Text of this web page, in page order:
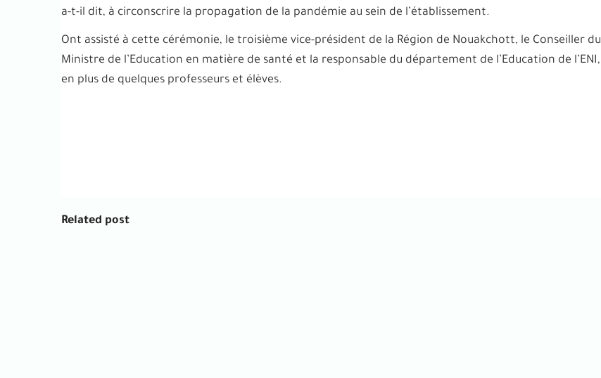
a-t-il dit, à circonscrire la propagation de la pandémie au sein de l’établissement.
Ont assisté à cette cérémonie, le troisième vice-président de la Région de Nouakchott, le Conseiller du
Ministre de l’Education en matière de santé et la responsable du département de l’Education de l’ENI,
en plus de quelques professeurs et élèves.
Related post